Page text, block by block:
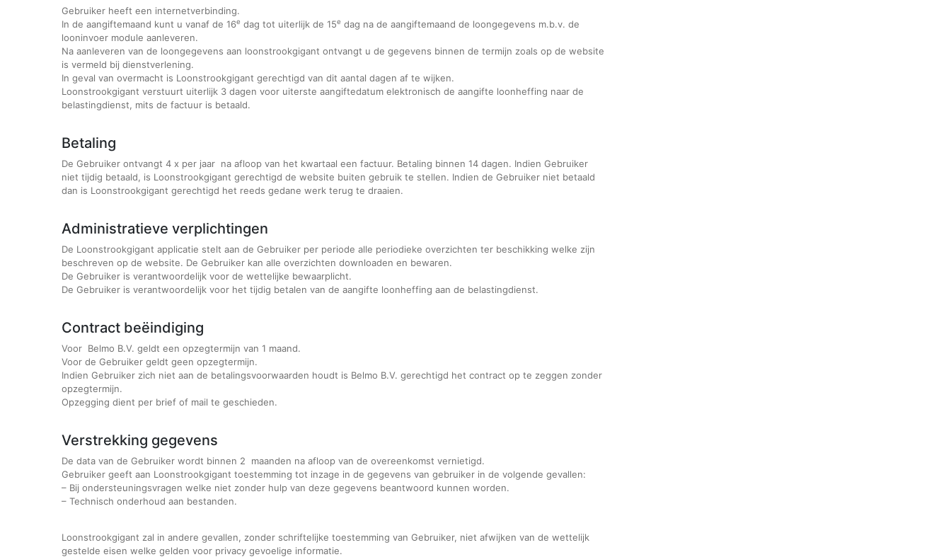
Gebruiker heeft een internetverbinding.
In de aangiftemaand kunt u vanaf de 16e dag tot uiterlijk de 15e dag na de aangiftemaand de loongegevens m.b.v. de
looninvoer module aanleveren.
Na aanleveren van de loongegevens aan loonstrookgigant ontvangt u de gegevens binnen de termijn zoals op de website
is vermeld bij dienstverlening.
In geval van overmacht is Loonstrookgigant gerechtigd van dit aantal dagen af te wijken.
Loonstrookgigant verstuurt uiterlijk 3 dagen voor uiterste aangiftedatum elektronisch de aangifte loonheffing naar de
belastingdienst, mits de factuur is betaald.
Betaling
De Gebruiker ontvangt 4 x per jaar na afloop van het kwartaal een factuur. Betaling binnen 14 dagen. Indien Gebruiker
niet tijdig betaald, is Loonstrookgigant gerechtigd de website buiten gebruik te stellen. Indien de Gebruiker niet betaald
dan is Loonstrookgigant gerechtigd het reeds gedane werk terug te draaien.
Administratieve verplichtingen
De Loonstrookgigant applicatie stelt aan de Gebruiker per periode alle periodieke overzichten ter beschikking welke zijn
beschreven op de website. De Gebruiker kan alle overzichten downloaden en bewaren.
De Gebruiker is verantwoordelijk voor de wettelijke bewaarplicht.
De Gebruiker is verantwoordelijk voor het tijdig betalen van de aangifte loonheffing aan de belastingdienst.
Contract beëindiging
Voor Belmo B.V. geldt een opzegtermijn van 1 maand.
Voor de Gebruiker geldt geen opzegtermijn.
Indien Gebruiker zich niet aan de betalingsvoorwaarden houdt is Belmo B.V. gerechtigd het contract op te zeggen zonder
opzegtermijn.
Opzegging dient per brief of mail te geschieden.
Verstrekking gegevens
De data van de Gebruiker wordt binnen 2 maanden na afloop van de overeenkomst vernietigd.
Gebruiker geeft aan Loonstrookgigant toestemming tot inzage in de gegevens van gebruiker in de volgende gevallen:
– Bij ondersteuningsvragen welke niet zonder hulp van deze gegevens beantwoord kunnen worden.
– Technisch onderhoud aan bestanden.
Loonstrookgigant zal in andere gevallen, zonder schriftelijke toestemming van Gebruiker, niet afwijken van de wettelijk
gestelde eisen welke gelden voor privacy gevoelige informatie.